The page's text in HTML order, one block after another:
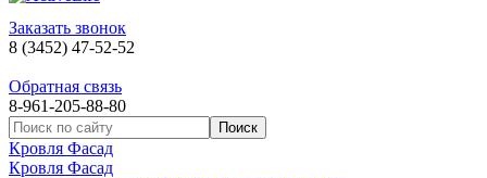
Заказать звонок
8 (3452) 47-52-52
Обратная связь
8-961-205-88-80
Кровля Фасад
Кровля Фасад